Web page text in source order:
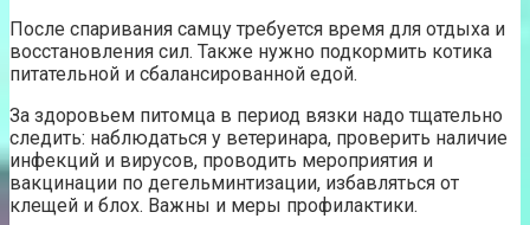
После спаривания самцу требуется время для отдыха и
восстановления сил. Также нужно подкормить котика
питательной и сбалансированной едой.
За здоровьем питомца в период вязки надо тщательно
следить: наблюдаться у ветеринара, проверить наличие
инфекций и вирусов, проводить мероприятия и
вакцинации по дегельминтизации, избавляться от
клещей и блох. Важны и меры профилактики.